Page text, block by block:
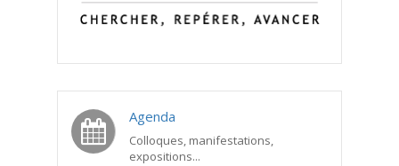
Agenda
Colloques, manifestations,
expositions...